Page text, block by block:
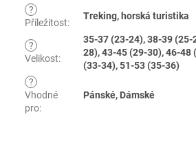
?
Příležitost:
Treking, horská turistika
?
Velikost:
35-37 (23-24), 38-39 (25-
28), 43-45 (29-30), 46-48
(33-34), 51-53 (35-36)
?
Vhodné
pro:
Pánské, Dámské